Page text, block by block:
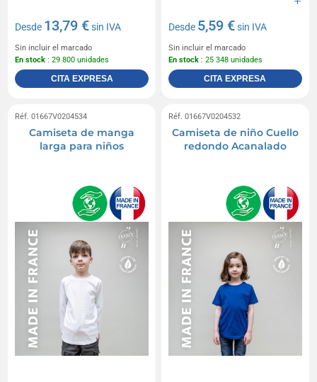
Desde 13,79 €sin IVA
Sin incluir el marcado
En stock : 29 800 unidades
CITA EXPRESA
Desde 5,59 €sin IVA
Sin incluir el marcado
En stock : 25 348 unidades
CITA EXPRESA
Réf. 01667V0204534
Camiseta de manga
larga para niños
Réf. 01667V0204532
Camiseta de niño Cuello
redondo Acanalado